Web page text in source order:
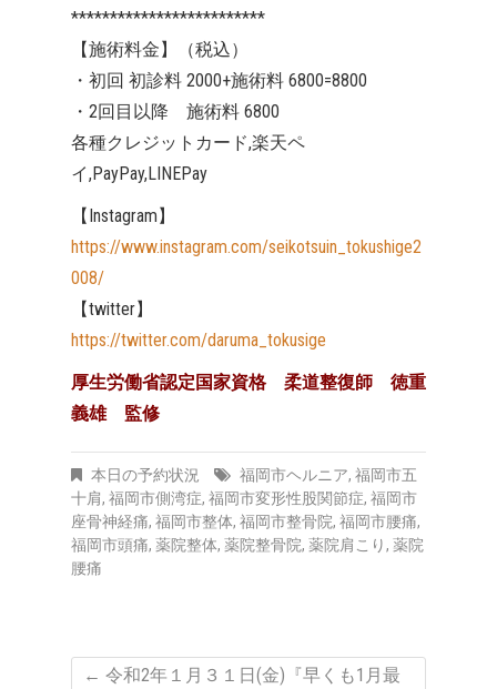
*************************
【施術料金】（税込）
・初回 初診料 2000+施術料 6800=8800
・2回目以降 施術料 6800
各種クレジットカード,楽天ペ
イ,PayPay,LINEPay
【Instagram】
https://www.instagram.com/seikotsuin_tokushige2
008/
【twitter】
https://twitter.com/daruma_tokusige
厚生労働省認定国家資格 柔道整復師 徳重
義雄 監修
本日の予約状況 福岡市ヘルニア, 福岡市五
十肩, 福岡市側湾症, 福岡市変形性股関節症, 福岡市
座骨神経痛, 福岡市整体, 福岡市整骨院, 福岡市腰痛,
福岡市頭痛, 薬院整体, 薬院整骨院, 薬院肩こり, 薬院
腰痛
← 令和2年１月３１日(金)『早くも1月最